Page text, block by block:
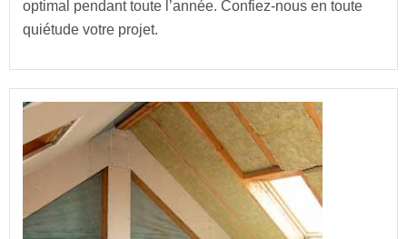
optimal pendant toute l’année. Confiez-nous en toute
quiétude votre projet.